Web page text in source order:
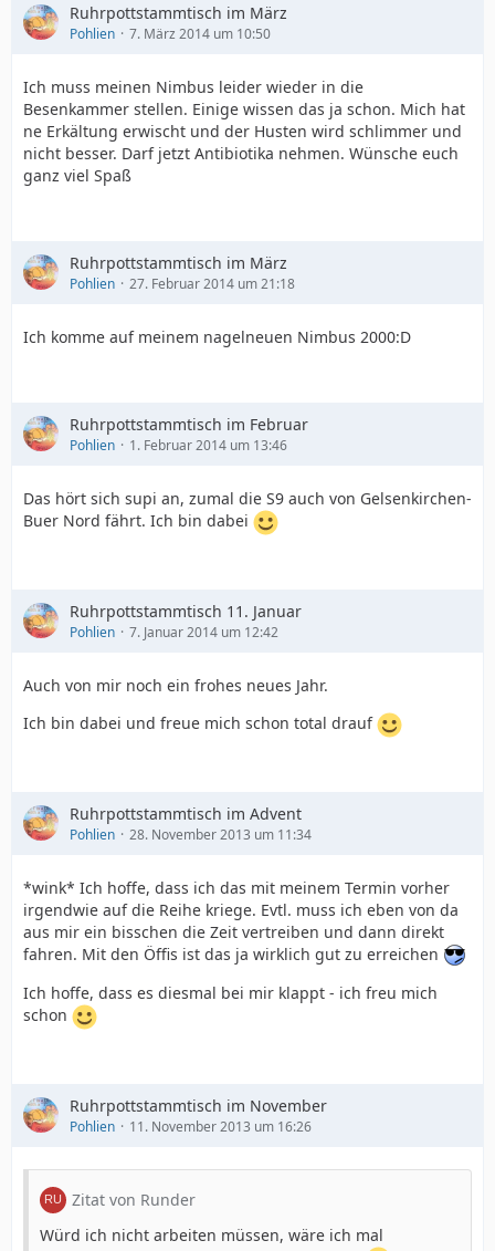
Ruhrpottstammtisch im März
Pohlien 7. März 2014 um 10:50
Ich muss meinen Nimbus leider wieder in die
Besenkammer stellen. Einige wissen das ja schon. Mich hat
ne Erkältung erwischt und der Husten wird schlimmer und
nicht besser. Darf jetzt Antibiotika nehmen. Wünsche euch
ganz viel Spaß
Ruhrpottstammtisch im März
Pohlien 27. Februar 2014 um 21:18
Ich komme auf meinem nagelneuen Nimbus 2000:D
Ruhrpottstammtisch im Februar
Pohlien 1. Februar 2014 um 13:46
Das hört sich supi an, zumal die S9 auch von Gelsenkirchen-
Buer Nord fährt. Ich bin dabei
Ruhrpottstammtisch 11. Januar
Pohlien 7. Januar 2014 um 12:42
Auch von mir noch ein frohes neues Jahr.
Ich bin dabei und freue mich schon total drauf
Ruhrpottstammtisch im Advent
Pohlien 28. November 2013 um 11:34
*wink* Ich hoffe, dass ich das mit meinem Termin vorher
irgendwie auf die Reihe kriege. Evtl. muss ich eben von da
aus mir ein bisschen die Zeit vertreiben und dann direkt
fahren. Mit den Öffis ist das ja wirklich gut zu erreichen
Ich hoffe, dass es diesmal bei mir klappt - ich freu mich
schon
Ruhrpottstammtisch im November
Pohlien 11. November 2013 um 16:26
Zitat von Runder
Würd ich nicht arbeiten müssen, wäre ich mal